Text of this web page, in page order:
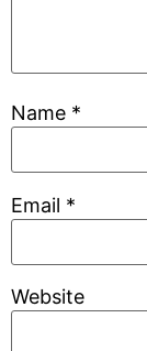
Name *
Email *
Website